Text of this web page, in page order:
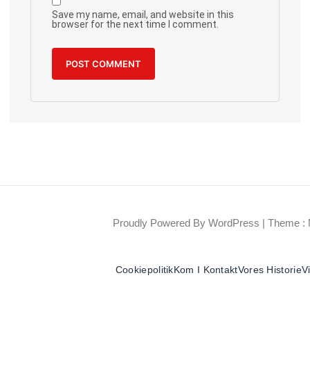
Save my name, email, and website in this
browser for the next time I comment.
Proudly Powered By WordPress | Theme :
CookiepolitikKom I KontaktVores Historie